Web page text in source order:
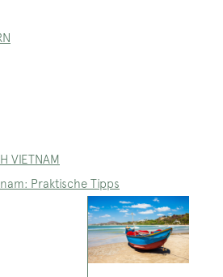
VIETNAM
Praktische Tipps